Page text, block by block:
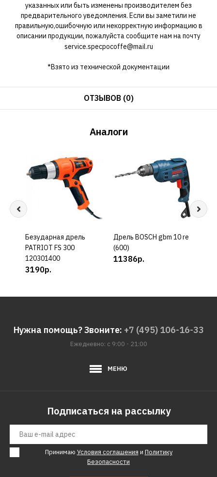
указанных или быть изменены производителем без
предварительного уведомления. Если вы заметили не
правильную,ошибочную или некорректную информацию в
описании продукции, пожалуйста сообщите нам на почту
service.specpocoffe@mail.ru
*Взято из технической документации
ОТЗЫВОВ (0)
Аналоги
КУПИТЬ
Безударная дрель
PATRIOT FS 300
120301400
3190р.
КУПИТЬ
Дрель BOSCH gbm 10 re
(600)
11386р.
Нужна помощь? Звоните: +7 (495) 106-16-33
Ежедневно: с 9:00 - 21:00
МЕНЮ
Подписаться на рассылку
Принимаю Условия соглашения и Политику
Безопасности